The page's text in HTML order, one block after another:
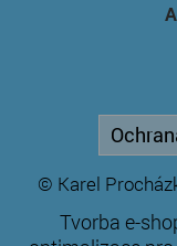
© Karel
Tvorba e-